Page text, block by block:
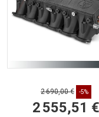
2 690,00 € -5%
2 555,51 €